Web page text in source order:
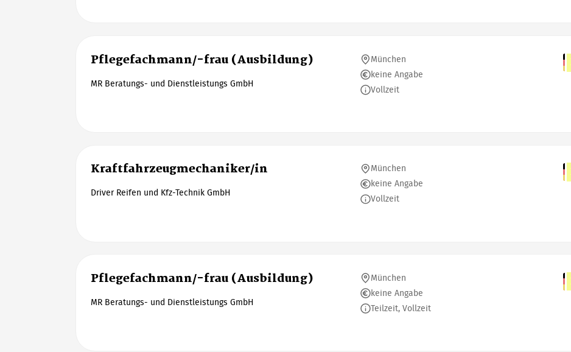
Pflegefachmann/-frau (Ausbildung)
MR Beratungs- und Dienstleistungs GmbH
München
keine Angabe
Vollzeit
Kraftfahrzeugmechaniker/in
Driver Reifen und Kfz-Technik GmbH
München
keine Angabe
Vollzeit
Pflegefachmann/-frau (Ausbildung)
MR Beratungs- und Dienstleistungs GmbH
München
keine Angabe
Teilzeit, Vollzeit